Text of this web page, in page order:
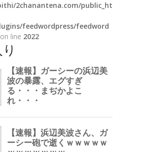
2chanantena.com/public_ht
feedwordpress/feedword
on line 2022